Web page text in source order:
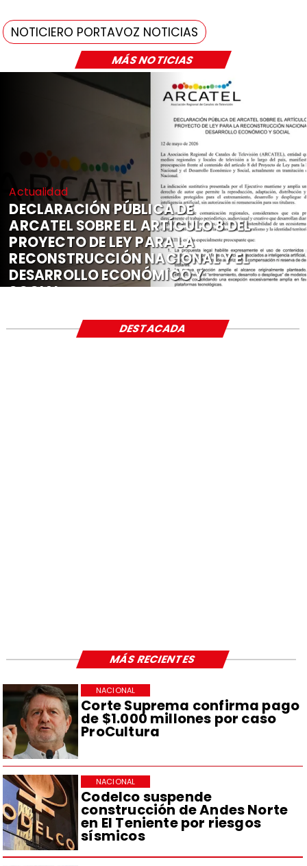
MÁS NOTICIAS
NOTICIERO PORTAVOZ NOTICIAS
Actualidad
DECLARACIÓN PÚBLICA DE
ARCATEL SOBRE EL ARTÍCULO 8 DEL
PROYECTO DE LEY PARA LA
RECONSTRUCCIÓN NACIONAL Y EL
DESARROLLO ECONÓMICO Y
SOCIAL
Corte Suprema confirma pago
de $1.000 millones por caso
ProCultura
NACIONAL
Codelco suspende
construcción de Andes Norte
en El Teniente por riesgos
sísmicos
NACIONAL
DESTACADA
MÁS RECIENTES